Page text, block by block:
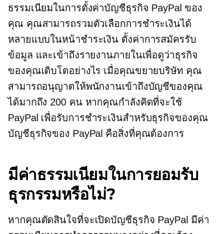
ธรรมเนียมในการตั้งค่าบัญชีธุรกิจ PayPal ของ
คุณ คุณสามารถรวมตัวเลือกการชำระเงินได้
หลายแบบในหน้าชำระเงิน ตั้งค่าการสมัครรับ
ข้อมูล และเข้าถึงรายงานภายในเพื่อดูว่าธุรกิจ
ของคุณเติบโตอย่างไร เมื่อคุณขยายบริษัท คุณ
สามารถอนุญาตให้พนักงานเข้าถึงบัญชีของคุณ
ได้มากถึง 200 คน หากคุณกำลังคิดที่จะใช้
PayPal เพื่อรับการชำระเงินสำหรับธุรกิจของคุณ
บัญชีธุรกิจของ PayPal คือสิ่งที่คุณต้องการ
มีค่าธรรมเนียมในการยอมรับ
ธุรกรรมหรือไม่?
หากคุณตัดสินใจที่จะเปิดบัญชีธุรกิจ PayPal มีค่า